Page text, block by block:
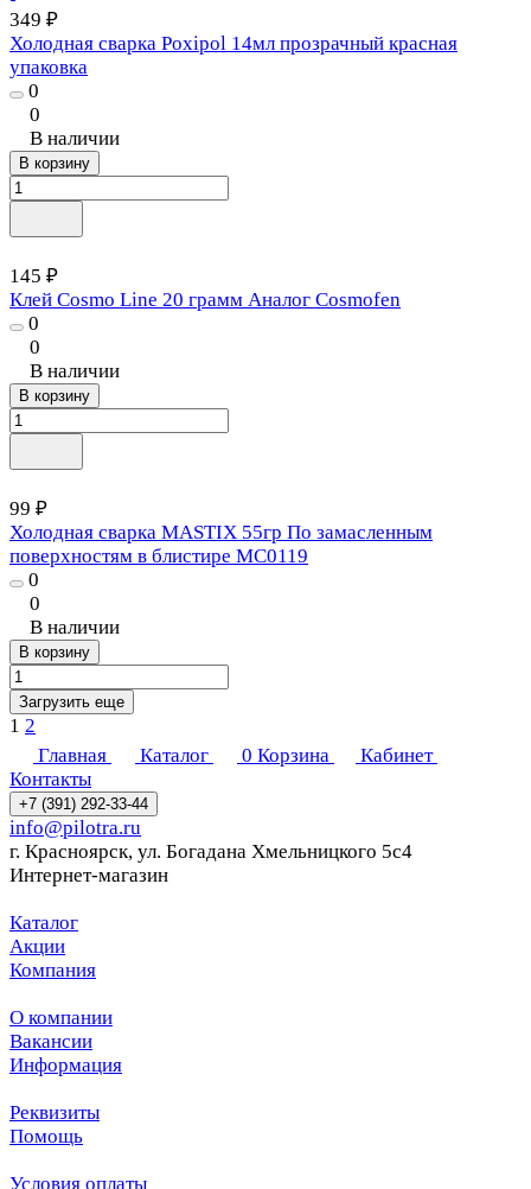
349 ₽
Холодная сварка Poxipol 14мл прозрачный красная
упаковка
0
0
В наличии
В корзину
145 ₽
Клей Cosmo Line 20 грамм Аналог Cosmofen
0
0
В наличии
В корзину
99 ₽
Холодная сварка MASTIX 55гр По замасленным
поверхностям в блистире MC0119
0
0
В наличии
В корзину
Загрузить еще
1 2
Главная
Каталог 0 Корзина
Кабинет
Контакты
+7 (391) 292-33-44
info@pilotra.ru
г. Красноярск, ул. Богадана Хмельницкого 5с4
Интернет-магазин
Каталог
Акции
Компания
О компании
Вакансии
Информация
Реквизиты
Помощь
Условия оплаты